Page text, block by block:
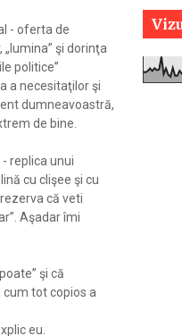
- oferta de
şi dorinţa
politice”
a necesitaţilor şi
dumneavoastră,
de bine.
replica unui
cu clişee şi cu
că veti
Aşadar îmi
şi că
tot copios a
eu.